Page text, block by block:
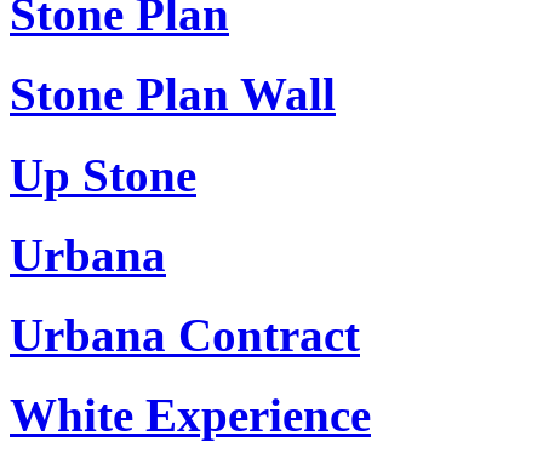
Stone Plan
Stone Plan Wall
Up Stone
Urbana
Urbana Contract
White Experience